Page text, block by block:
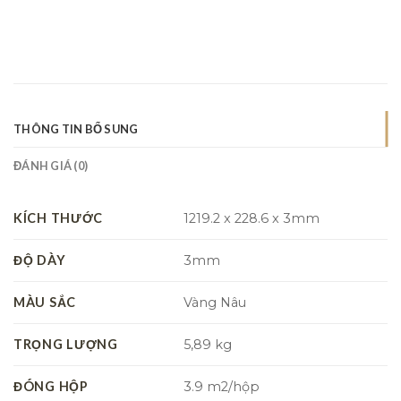
THÔNG TIN BỔ SUNG
ĐÁNH GIÁ (0)
KÍCH THƯỚC 1219.2 x 228.6 x 3mm
ĐỘ DÀY 3mm
MÀU SẮC Vàng Nâu
TRỌNG LƯỢNG 5,89 kg
ĐÓNG HỘP 3.9 m2/hộp